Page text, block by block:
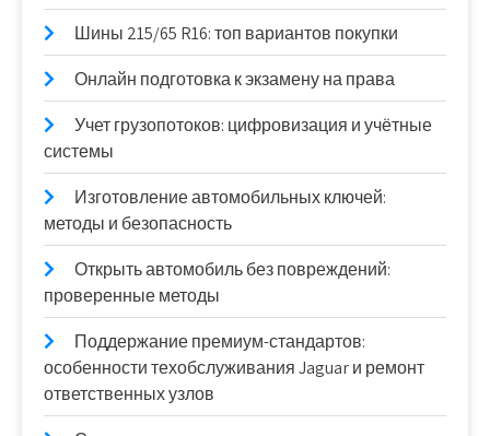
Шины 215/65 R16: топ вариантов покупки
Онлайн подготовка к экзамену на права
Учет грузопотоков: цифровизация и учётные
системы
Изготовление автомобильных ключей:
методы и безопасность
Открыть автомобиль без повреждений:
проверенные методы
Поддержание премиум-стандартов:
особенности техобслуживания Jaguar и ремонт
ответственных узлов